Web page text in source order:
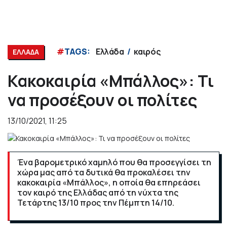
ΕΛΛΑΔΑ #TAGS: Ελλάδα καιρός
Κακοκαιρία «Μπάλλος»: Τι
να προσέξουν οι πολίτες
13/10/2021, 11:25
Ένα βαρομετρικό χαμηλό που θα προσεγγίσει τη
χώρα μας από τα δυτικά θα προκαλέσει την
κακοκαιρία «Μπάλλος», η οποία θα επηρεάσει
τον καιρό της Ελλάδας από τη νύχτα της
Τετάρτης 13/10 προς την Πέμπτη 14/10.